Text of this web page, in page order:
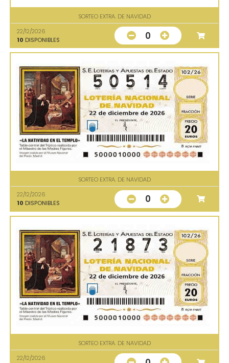
SORTEO EXTRA. DE NAVIDAD
22/12/2026
10 DISPONIBLES 0
SORTEO EXTRA. DE NAVIDAD
22/12/2026
10 DISPONIBLES 0
SORTEO EXTRA. DE NAVIDAD
22/12/2026